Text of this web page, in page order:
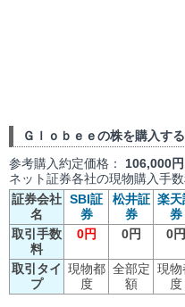
Ｇｌｏｂｅｅの株を購入す
参考購入約定価格： 106,000円
ネット証券各社の現物購入手
証券会社
名
SBI証
券
松井証
券
楽天
券
取引手数
料
0円 0円 0円
取引タイ
プ
現物都
度
全部定
額
現物
度